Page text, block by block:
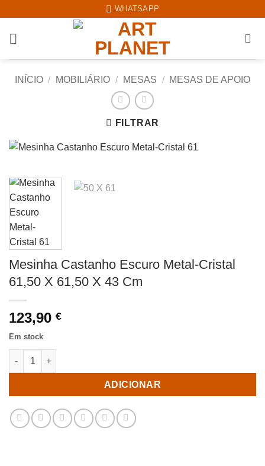
content
WHATSAPP
INÍCIO / MOBILIÁRIO / MESAS / MESAS DE APOIO
FILTRAR
Mesinha Castanho Escuro Metal-Cristal
61,50 X 61,50 X 43 Cm
123,90 €
Em stock
Quantidade de Mesinha Castanho Escuro Metal-Cristal 61,50 X
ADICIONAR